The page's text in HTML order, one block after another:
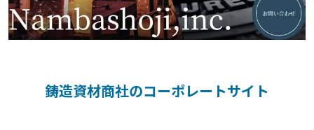
鋳造資材商社のコーポレートサイト